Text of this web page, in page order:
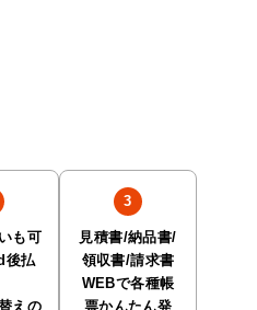
も可
後払
えの
見積書/納品書/
領収書/請求書
WEBで各種帳
票かんたん発